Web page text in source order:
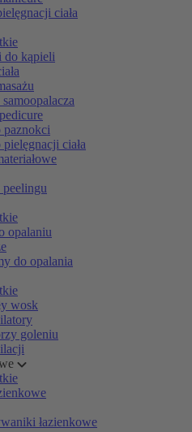
ciała
kąpieli
paznokci
ciała
opalaniu
do opalania
wosk
goleniu
łazienkowe